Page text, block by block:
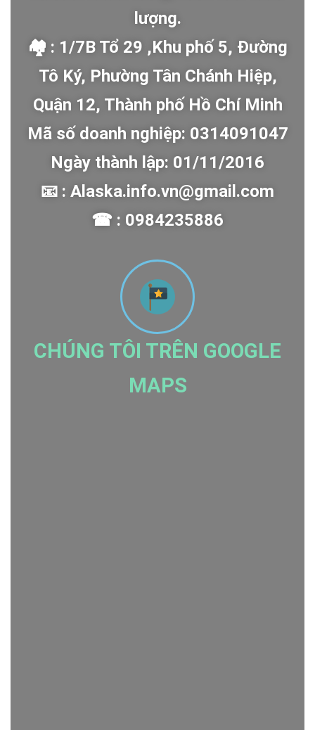
lượng.
🏘 : 1/7B Tổ 29 ,Khu phố 5, Đường
Tô Ký, Phường Tân Chánh Hiệp,
Quận 12, Thành phố Hồ Chí Minh
Mã số doanh nghiệp: 0314091047
Ngày thành lập: 01/11/2016
📧 : Alaska.info.vn@gmail.com
☎ : 0984235886
CHÚNG TÔI TRÊN GOOGLE
MAPS